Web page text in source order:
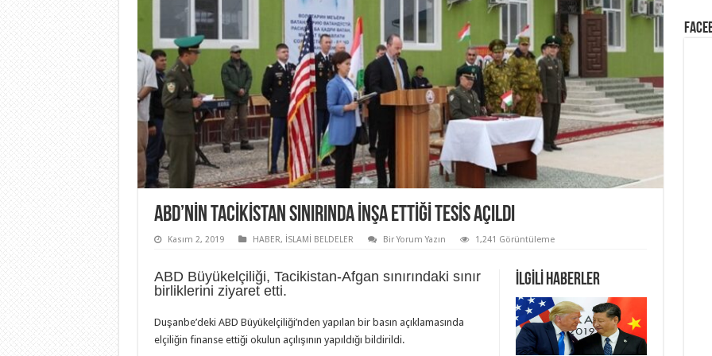
ABD’NIN TACIKISTAN SINIRINDA INŞA ETTIĞI TESIS AÇILDI
Kasım 2, 2019 HABER, İSLAMİ BELDELER Bir Yorum Yazın 1,241 Görüntüleme
İLGİLİ HABERLER
ABD Büyükelçiliği, Tacikistan-Afgan sınırındaki sınır
birliklerini ziyaret etti.
Duşanbe’deki ABD Büyükelçiliği’nden yapılan bir basın açıklamasında
elçiliğin finanse ettiği okulun açılışının yapıldığı bildirildi.